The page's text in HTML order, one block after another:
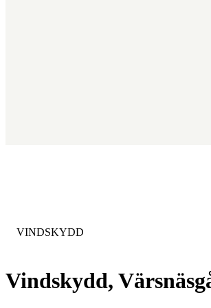
Vindskydd,
KATEGORI:
VINDSKYDD